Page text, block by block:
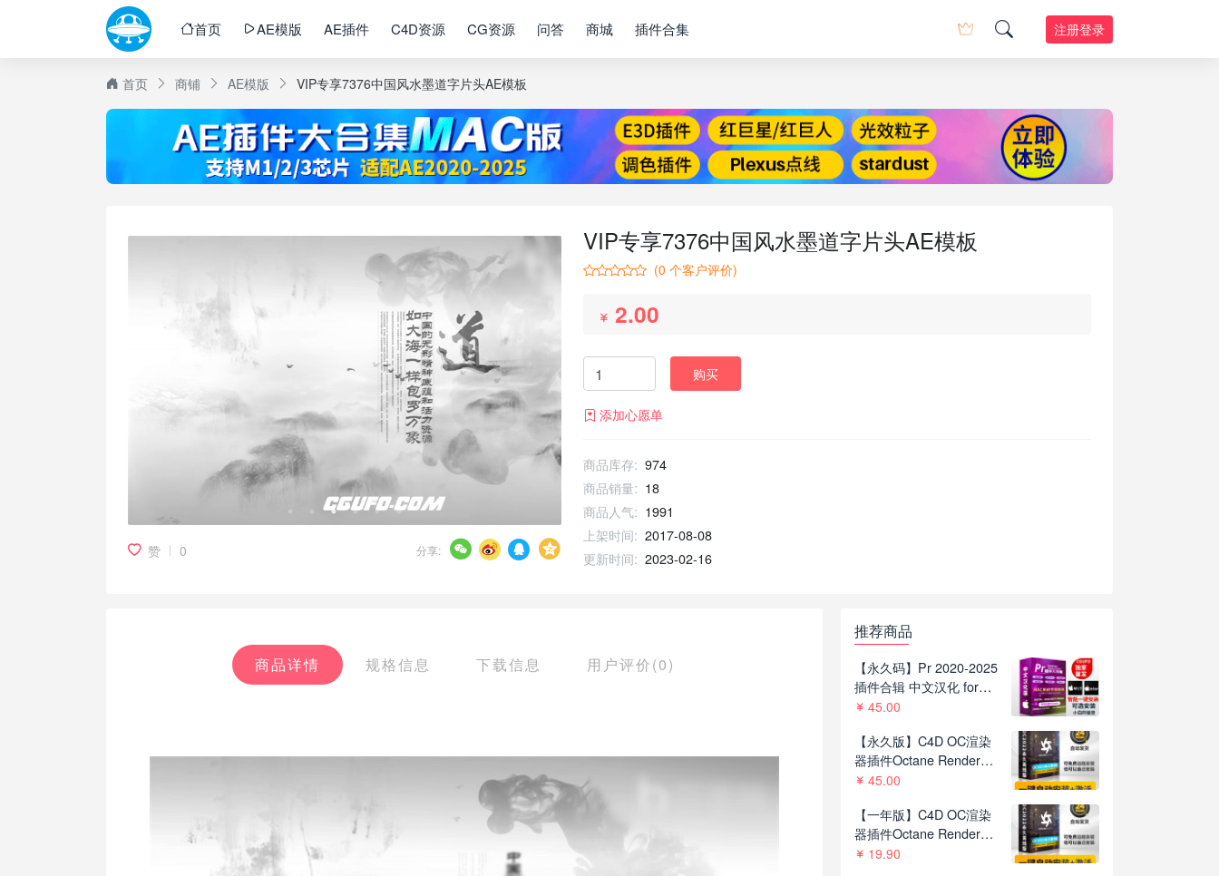
首页 AE模版 AE插件 C4D资源 CG资源 问答 商城 插件合集 注册登录
首页 商铺 AE模版 VIP专享7376中国风水墨道字片头AE模板
赞 0 分享:
VIP专享7376中国风水墨道字片头AE模板
(0 个客户评价)
2.00
购买
添加心愿单
商品库存: 974
商品销量: 18
商品人气: 1991
上架时间: 2017-08-08
更新时间: 2023-02-16
商品详情 规格信息 下载信息 用户评价(0)
推荐商品
【永久码】Pr 2020-2025
插件合辑 中文汉化 for
Mac苹果系统平面跟踪降
红巨人系列等插件一键安
装包
45.00
【永久版】C4D OC渲染
器插件Octane Render
2022.1 R8一键安装版支持
45.00
【一年版】C4D OC渲染
器插件Octane Render
2022.1R8一键安装版支持
19.90